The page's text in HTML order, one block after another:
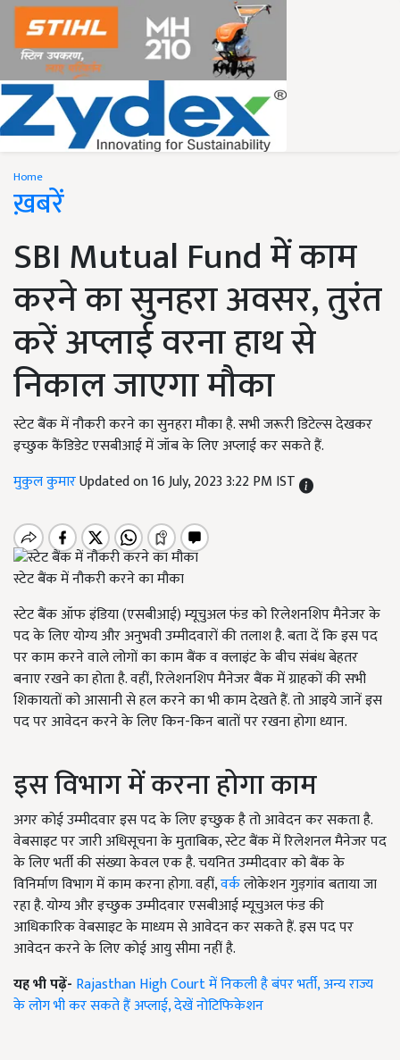
Home
ख़बरें
SBI Mutual Fund में काम
करने का सुनहरा अवसर, तुरंत
करें अप्लाई वरना हाथ से
निकाल जाएगा मौका
स्टेट बैंक में नौकरी करने का सुनहरा मौका है. सभी जरूरी डिटेल्स देखकर
इच्छुक कैंडिडेट एसबीआई में जॉब के लिए अप्लाई कर सकते हैं.
मुकुल कुमारUpdated on 16 July, 2023 3:22 PM IST
स्टेट बैंक में नौकरी करने का मौका
स्टेट बैंक ऑफ इंडिया (एसबीआई) म्यूचुअल फंड को रिलेशनशिप मैनेजर के
पद के लिए योग्य और अनुभवी उम्मीदवारों की तलाश है. बता दें कि इस पद
पर काम करने वाले लोगों का काम बैंक व क्लाइंट के बीच संबंध बेहतर
बनाए रखने का होता है. वहीं, रिलेशनशिप मैनेजर बैंक में ग्राहकों की सभी
शिकायतों को आसानी से हल करने का भी काम देखते हैं. तो आइये जानें इस
पद पर आवेदन करने के लिए किन-किन बातों पर रखना होगा ध्यान.
इस विभाग में करना होगा काम
अगर कोई उम्मीदवार इस पद के लिए इच्छुक है तो आवेदन कर सकता है.
वेबसाइट पर जारी अधिसूचना के मुताबिक, स्टेट बैंक में रिलेशनल मैनेजर पद
के लिए भर्ती की संख्या केवल एक है. चयनित उम्मीदवार को बैंक के
विनिर्माण विभाग में काम करना होगा. वहीं,वर्कलोकेशन गुड़गांव बताया जा
रहा है. योग्य और इच्छुक उम्मीदवार एसबीआई म्यूचुअल फंड की
आधिकारिक वेबसाइट के माध्यम से आवेदन कर सकते हैं. इस पद पर
आवेदन करने के लिए कोई आयु सीमा नहीं है.
यह भी पढ़ें- Rajasthan High Court में निकली है बंपर भर्ती, अन्य राज्य
के लोग भी कर सकते हैं अप्लाई, देखें नोटिफिकेशन